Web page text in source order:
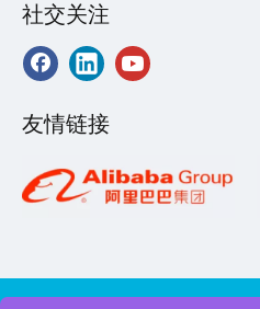
社交关注
友情链接